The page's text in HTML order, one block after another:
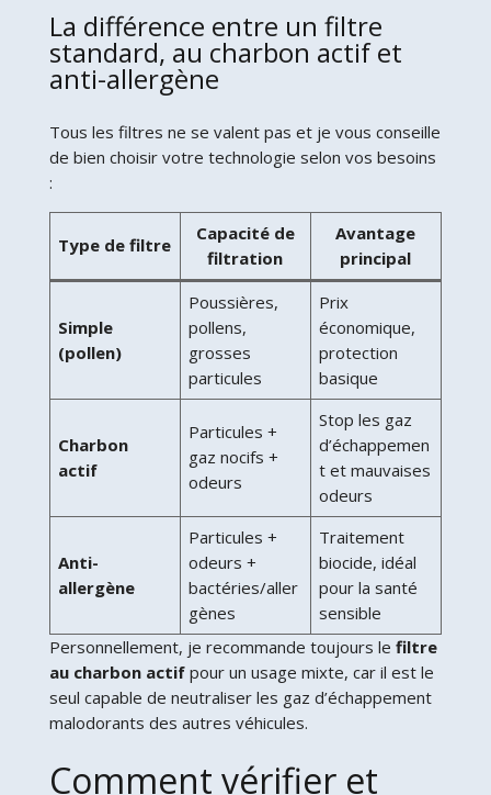
La différence entre un filtre
standard, au charbon actif et
anti-allergène
Tous les filtres ne se valent pas et je vous conseille
de bien choisir votre technologie selon vos besoins
:
Type de filtre
Capacité de
filtration
Avantage
principal
Simple
(pollen)
Poussières,
pollens,
grosses
particules
Prix
économique,
protection
basique
Charbon
actif
Particules +
gaz nocifs +
odeurs
Stop les gaz
d’échappemen
t et mauvaises
odeurs
Anti-
allergène
Particules +
odeurs +
bactéries/aller
gènes
Traitement
biocide, idéal
pour la santé
sensible
Personnellement, je recommande toujours le filtre
au charbon actifpour un usage mixte, car il est le
seul capable de neutraliser les gaz d’échappement
malodorants des autres véhicules.
Comment vérifier et